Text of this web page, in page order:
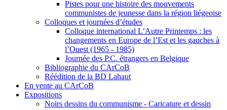
Pistes pour une histoire des mouvements
communistes de jeunesse dans la région liégeoise
Colloques et journées d’études
Colloque international L’Autre Printemps : les
changements en Europe de l’Est et les gauches à
l’Ouest (1965 - 1985)
Journée des P.C. étrangers en Belgique
Bibliographie du CArCoB
Réédition de la BD Lahaut
En vente au CArCoB
Expositions
Noirs dessins du communisme - Caricature et dessin